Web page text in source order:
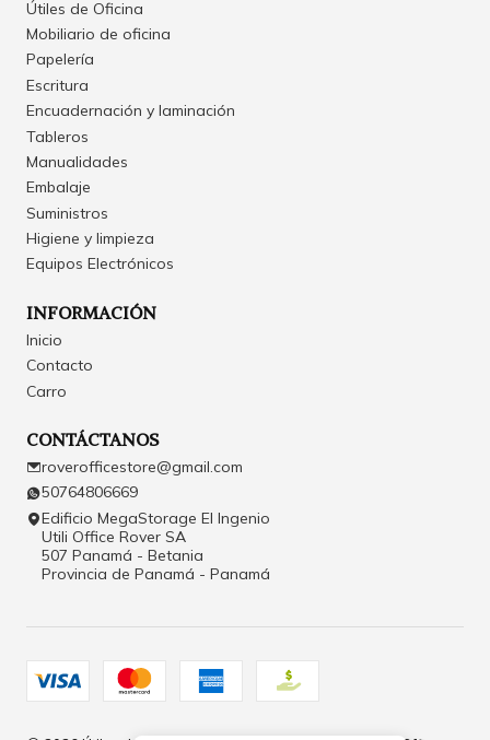
Útiles de Oficina
Mobiliario de oficina
Papelería
Escritura
Encuadernación y laminación
Tableros
Manualidades
Embalaje
Suministros
Higiene y limpieza
Equipos Electrónicos
INFORMACIÓN
Inicio
Contacto
Carro
CONTÁCTANOS
roverofficestore@gmail.com
50764806669
Edificio MegaStorage El Ingenio
Utili Office Rover SA
507 Panamá - Betania
Provincia de Panamá - Panamá